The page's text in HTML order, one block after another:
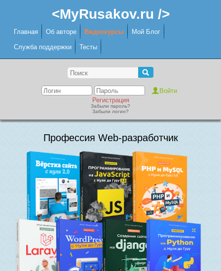
<MyRusakov.ru />
Главная Об авторе Видеокурсы Мой Блог
Служба поддержки Тесты
Регистрация
Забыли пароль?
Забыли логин?
Профессия Web-разработчик